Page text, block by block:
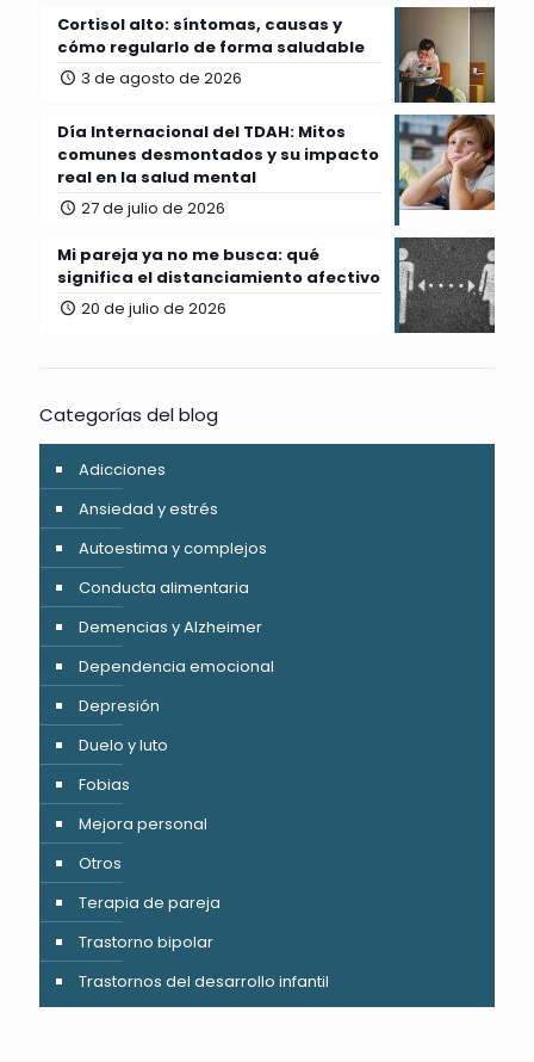
Cortisol alto: síntomas, causas y
cómo regularlo de forma saludable
3 de agosto de 2026
Día Internacional del TDAH: Mitos
comunes desmontados y su impacto
real en la salud mental
27 de julio de 2026
Mi pareja ya no me busca: qué
significa el distanciamiento afectivo
20 de julio de 2026
Categorías del blog
Adicciones
Ansiedad y estrés
Autoestima y complejos
Conducta alimentaria
Demencias y Alzheimer
Dependencia emocional
Depresión
Duelo y luto
Fobias
Mejora personal
Otros
Terapia de pareja
Trastorno bipolar
Trastornos del desarrollo infantil